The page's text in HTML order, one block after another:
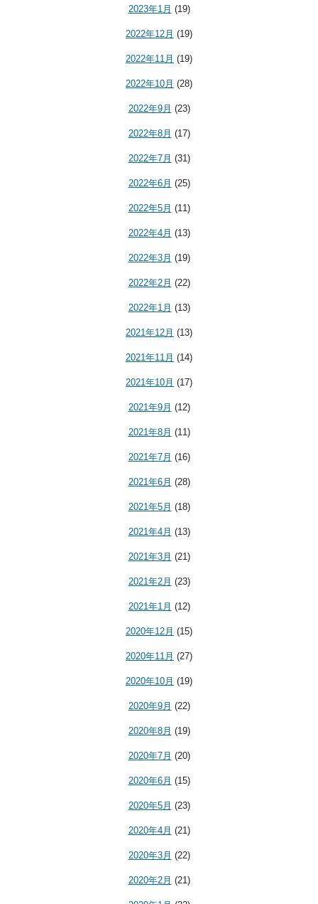
2023年1月 (19)
2022年12月 (19)
2022年11月 (19)
2022年10月 (28)
2022年9月 (23)
2022年8月 (17)
2022年7月 (31)
2022年6月 (25)
2022年5月 (11)
2022年4月 (13)
2022年3月 (19)
2022年2月 (22)
2022年1月 (13)
2021年12月 (13)
2021年11月 (14)
2021年10月 (17)
2021年9月 (12)
2021年8月 (11)
2021年7月 (16)
2021年6月 (28)
2021年5月 (18)
2021年4月 (13)
2021年3月 (21)
2021年2月 (23)
2021年1月 (12)
2020年12月 (15)
2020年11月 (27)
2020年10月 (19)
2020年9月 (22)
2020年8月 (19)
2020年7月 (20)
2020年6月 (15)
2020年5月 (23)
2020年4月 (21)
2020年3月 (22)
2020年2月 (21)